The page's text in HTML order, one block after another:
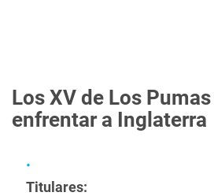
Los XV de Los
enfrentar a Inglaterra
Titulares: